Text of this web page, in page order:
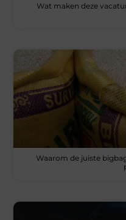
Wat maken deze
Waarom de juiste